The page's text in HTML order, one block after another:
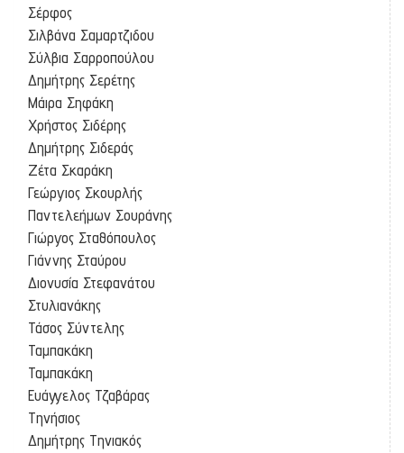
Σέρφος
Σιλβάνα Σαμαρτζιδου
Σύλβια Σαρροπούλου
Δημήτρης Σερέτης
Μάιρα Σηφάκη
Χρήστος Σιδέρης
Δημήτρης Σιδεράς
Ζέτα Σκαράκη
Γεώργιος Σκουρλής
Παντελεήμων Σουράνης
Γιώργος Σταθόπουλος
Γιάννης Σταύρου
Διονυσία Στεφανάτου
Στυλιανάκης
Τάσος Σύντελης
Ταμπακάκη
Ταμπακάκη
Ευάγγελος Τζαβάρας
Τηνήσιος
Δημήτρης Τηνιακός